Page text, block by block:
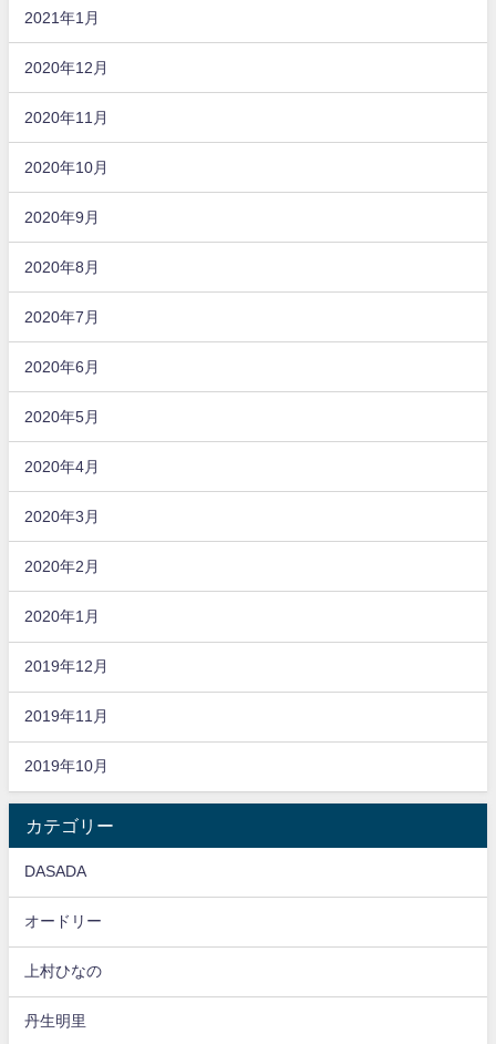
2021年1月
2020年12月
2020年11月
2020年10月
2020年9月
2020年8月
2020年7月
2020年6月
2020年5月
2020年4月
2020年3月
2020年2月
2020年1月
2019年12月
2019年11月
2019年10月
カテゴリー
DASADA
オードリー
上村ひなの
丹生明里